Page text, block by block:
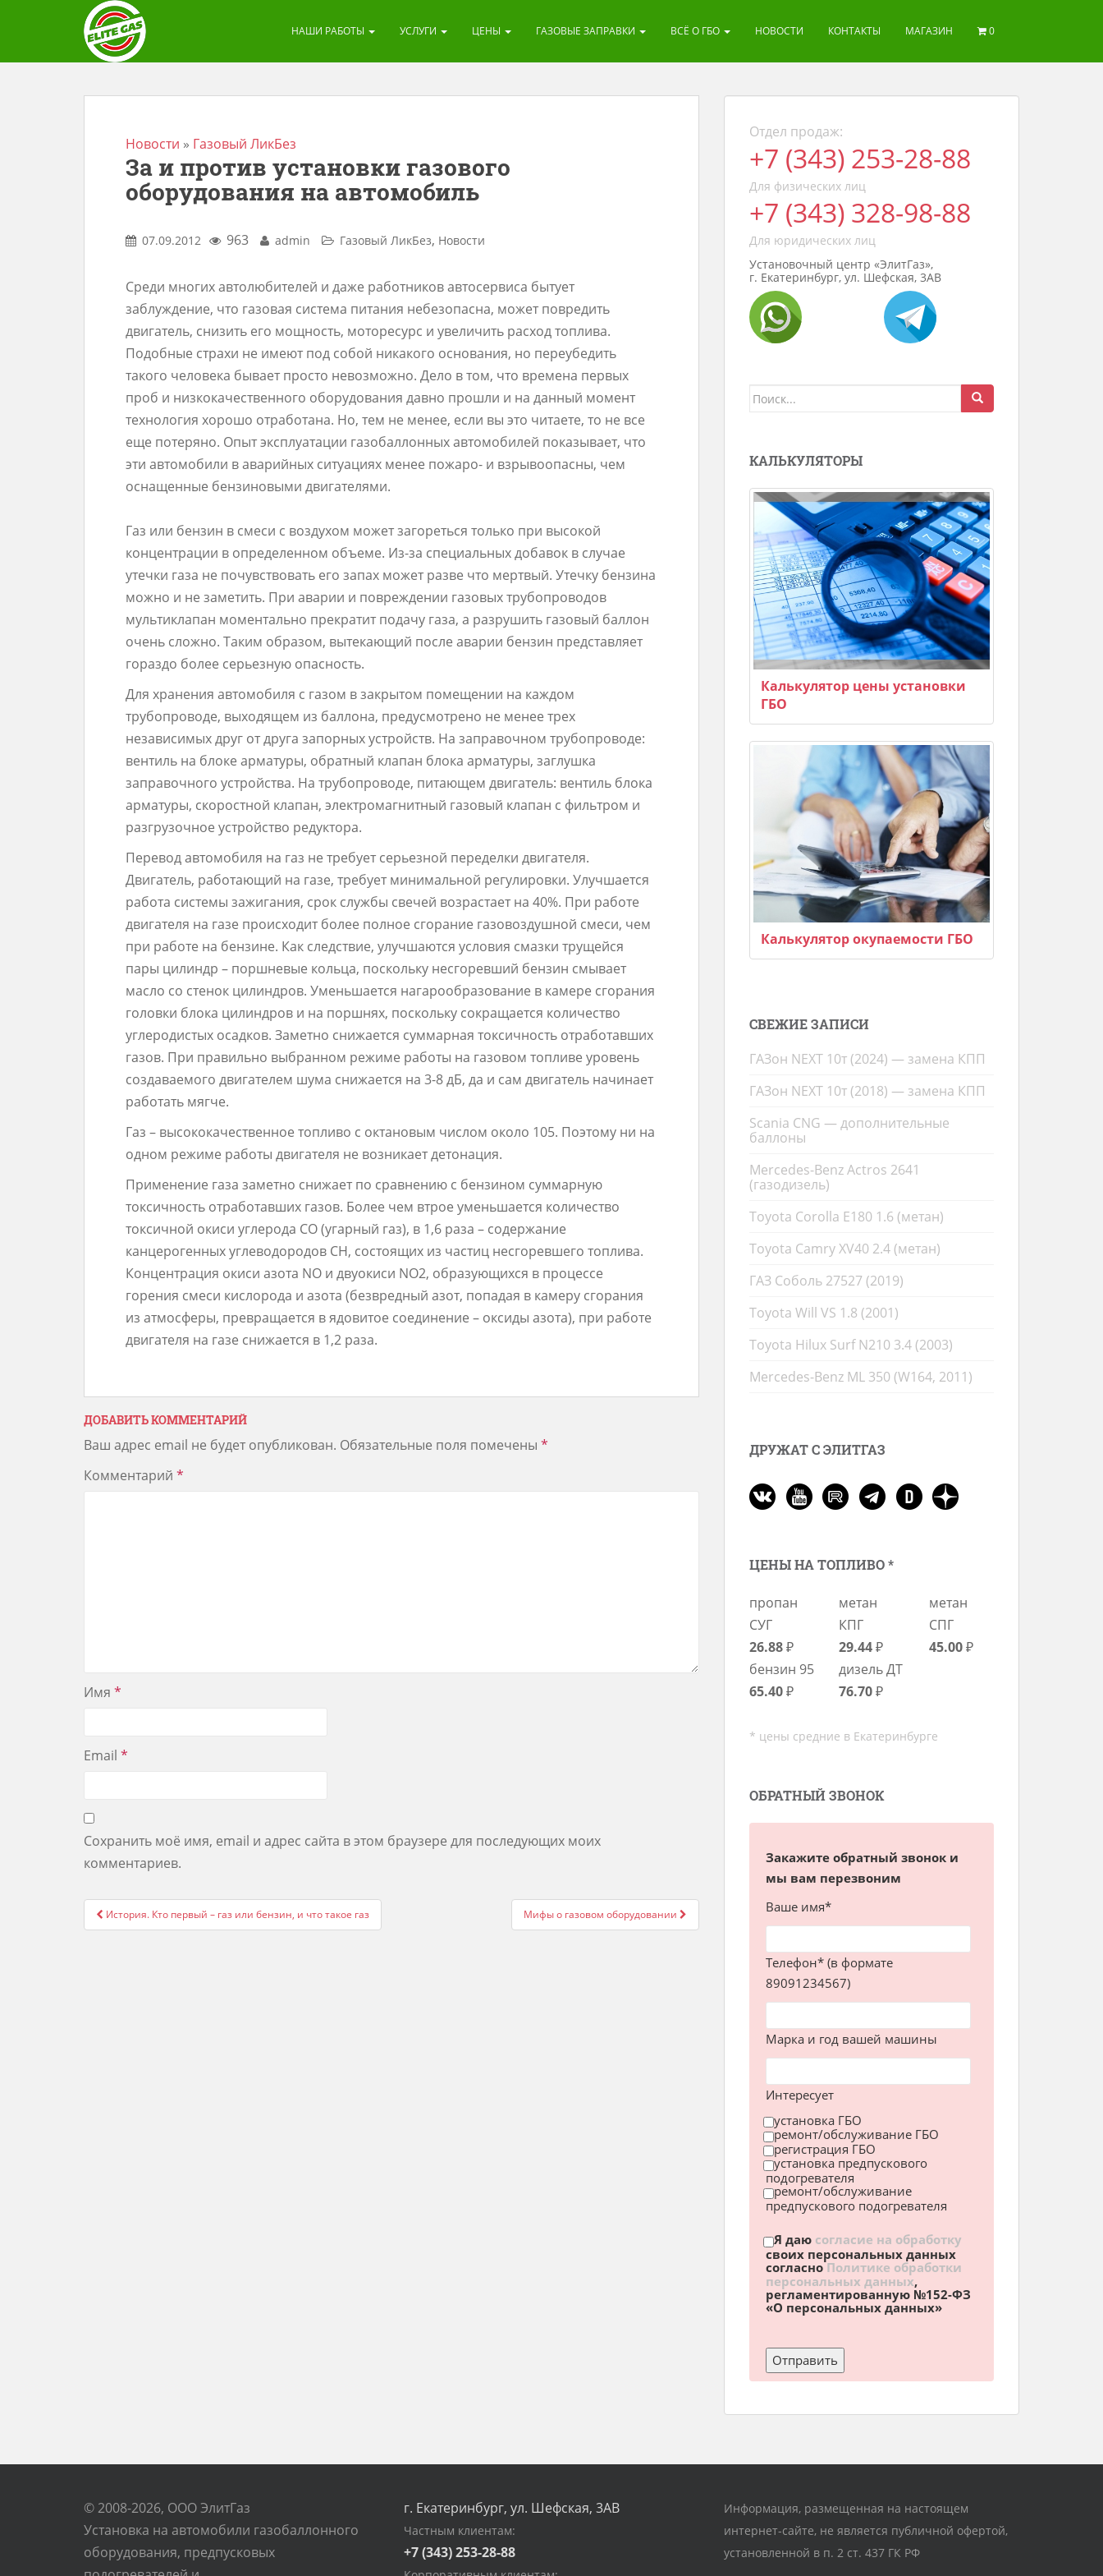
НАШИ РАБОТЫ УСЛУГИ ЦЕНЫ ГАЗОВЫЕ ЗАПРАВКИ ВСЁ О ГБО НОВОСТИ КОНТАКТЫ МАГАЗИН 0
Новости » Газовый ЛикБез
За и против установки газового
оборудования на автомобиль
07.09.2012 963 admin Газовый ЛикБез, Новости
Среди многих автолюбителей и даже работников автосервиса бытует
заблуждение, что газовая система питания небезопасна, может повредить
двигатель, снизить его мощность, моторесурс и увеличить расход топлива.
Подобные страхи не имеют под собой никакого основания, но переубедить
такого человека бывает просто невозможно. Дело в том, что времена первых
проб и низкокачественного оборудования давно прошли и на данный момент
технология хорошо отработана. Но, тем не менее, если вы это читаете, то не все
еще потеряно. Опыт эксплуатации газобаллонных автомобилей показывает, что
эти автомобили в аварийных ситуациях менее пожаро- и взрывоопасны, чем
оснащенные бензиновыми двигателями.
Газ или бензин в смеси с воздухом может загореться только при высокой
концентрации в определенном объеме. Из-за специальных добавок в случае
утечки газа не почувствовать его запах может разве что мертвый. Утечку бензина
можно и не заметить. При аварии и повреждении газовых трубопроводов
мультиклапан моментально прекратит подачу газа, а разрушить газовый баллон
очень сложно. Таким образом, вытекающий после аварии бензин представляет
гораздо более серьезную опасность.
Для хранения автомобиля с газом в закрытом помещении на каждом
трубопроводе, выходящем из баллона, предусмотрено не менее трех
независимых друг от друга запорных устройств. На заправочном трубопроводе:
вентиль на блоке арматуры, обратный клапан блока арматуры, заглушка
заправочного устройства. На трубопроводе, питающем двигатель: вентиль блока
арматуры, скоростной клапан, электромагнитный газовый клапан с фильтром и
разгрузочное устройство редуктора.
Перевод автомобиля на газ не требует серьезной переделки двигателя.
Двигатель, работающий на газе, требует минимальной регулировки. Улучшается
работа системы зажигания, срок службы свечей возрастает на 40%. При работе
двигателя на газе происходит более полное сгорание газовоздушной смеси, чем
при работе на бензине. Как следствие, улучшаются условия смазки трущейся
пары цилиндр – поршневые кольца, поскольку несгоревший бензин смывает
масло со стенок цилиндров. Уменьшается нагарообразование в камере сгорания
головки блока цилиндров и на поршнях, поскольку сокращается количество
углеродистых осадков. Заметно снижается суммарная токсичность отработавших
газов. При правильно выбранном режиме работы на газовом топливе уровень
создаваемого двигателем шума снижается на 3-8 дБ, да и сам двигатель начинает
работать мягче.
Газ – высококачественное топливо с октановым числом около 105. Поэтому ни на
одном режиме работы двигателя не возникает детонация.
Применение газа заметно снижает по сравнению с бензином суммарную
токсичность отработавших газов. Более чем втрое уменьшается количество
токсичной окиси углерода СО (угарный газ), в 1,6 раза – содержание
канцерогенных углеводородов СН, состоящих из частиц несгоревшего топлива.
Концентрация окиси азота NO и двуокиси NO2, образующихся в процессе
горения смеси кислорода и азота (безвредный азот, попадая в камеру сгорания
из атмосферы, превращается в ядовитое соединение – оксиды азота), при работе
двигателя на газе снижается в 1,2 раза.
ДОБАВИТЬ КОММЕНТАРИЙ
Ваш адрес email не будет опубликован. Обязательные поля помечены *
Комментарий *
Имя *
Email *
Сохранить моё имя, email и адрес сайта в этом браузере для последующих моих
комментариев.
Post
navigation
История. Кто первый – газ или бензин, и что такое газ Мифы о газовом оборудовании
Отдел продаж:
+7 (343) 253-28-88
Для физических лиц
+7 (343) 328-98-88
Для юридических лиц
Установочный центр «ЭлитГаз»,
г. Екатеринбург, ул. Шефская, 3АВ
Поиск
КАЛЬКУЛЯТОРЫ
Калькулятор цены установки
ГБО
Калькулятор окупаемости ГБО
СВЕЖИЕ ЗАПИСИ
ГАЗон NEXT 10т (2024) — замена КПП
ГАЗон NEXT 10т (2018) — замена КПП
Scania CNG — дополнительные
баллоны
Mercedes-Benz Actros 2641
(газодизель)
Toyota Corolla E180 1.6 (метан)
Toyota Camry XV40 2.4 (метан)
ГАЗ Соболь 27527 (2019)
Toyota Will VS 1.8 (2001)
Toyota Hilux Surf N210 3.4 (2003)
Mercedes-Benz ML 350 (W164, 2011)
ДРУЖАТ С ЭЛИТГАЗ
ЦЕНЫ НА ТОПЛИВО *
пропан
СУГ
26.88₽
метан
КПГ
29.44₽
метан
СПГ
45.00₽
бензин 95
65.40₽
дизель ДТ
76.70₽
* цены средние в Екатеринбурге
ОБРАТНЫЙ ЗВОНОК
Закажите обратный звонок и
мы вам перезвоним
Ваше имя*
Телефон* (в формате
89091234567)
Марка и год вашей машины
Интересует
установка ГБО
ремонт/обслуживание ГБО
регистрация ГБО
установка предпускового
подогревателя
ремонт/обслуживание
предпускового подогревателя
Я даю согласие на обработку
своих персональных данных
согласноПолитике обработки
персональных данных,
регламентированную №152-ФЗ
«О персональных данных»
© 2008-2026, ООО ЭлитГаз
Установка на автомобили газобаллонного
оборудования, предпусковых
г. Екатеринбург, ул. Шефская, 3АВ
Частным клиентам:
+7 (343) 253-28-88
Информация, размещенная на настоящем
интернет-сайте, не является публичной офертой,
установленной в п. 2 ст. 437 ГК РФ